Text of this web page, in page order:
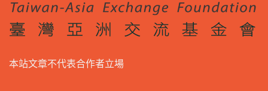
本站文章不代表合作者立場